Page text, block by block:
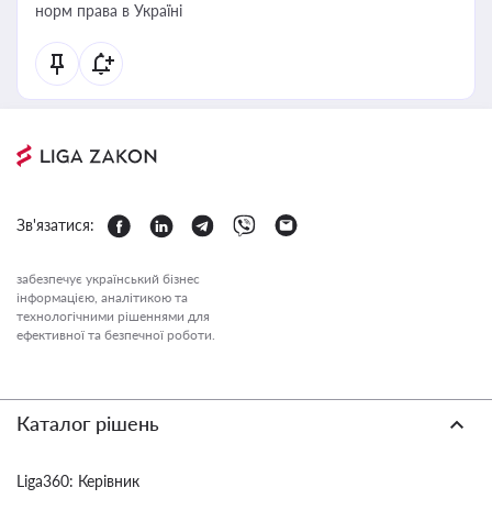
норм права в Україні
Зв'язатися:
забезпечує український бізнес
інформацією, аналітикою та
технологічними рішеннями для
ефективної та безпечної роботи.
Каталог рішень
Liga360: Керівник